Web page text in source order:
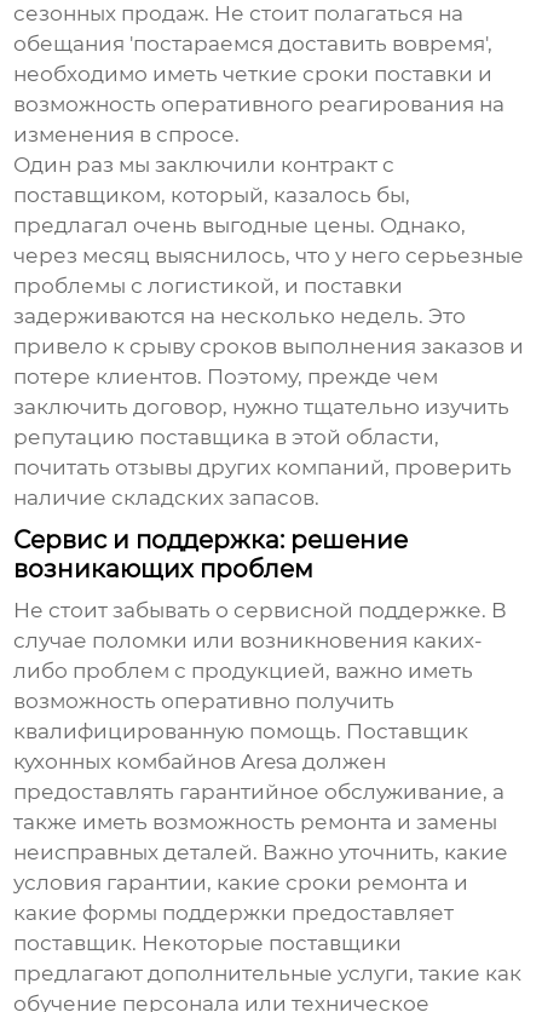
сезонных продаж. Не стоит полагаться на
обещания 'постараемся доставить вовремя',
необходимо иметь четкие сроки поставки и
возможность оперативного реагирования на
изменения в спросе.
Один раз мы заключили контракт с
поставщиком, который, казалось бы,
предлагал очень выгодные цены. Однако,
через месяц выяснилось, что у него серьезные
проблемы с логистикой, и поставки
задерживаются на несколько недель. Это
привело к срыву сроков выполнения заказов и
потере клиентов. Поэтому, прежде чем
заключить договор, нужно тщательно изучить
репутацию поставщика в этой области,
почитать отзывы других компаний, проверить
наличие складских запасов.
Сервис и поддержка: решение
возникающих проблем
Не стоит забывать о сервисной поддержке. В
случае поломки или возникновения каких-
либо проблем с продукцией, важно иметь
возможность оперативно получить
квалифицированную помощь. Поставщик
кухонных комбайнов Aresa должен
предоставлять гарантийное обслуживание, а
также иметь возможность ремонта и замены
неисправных деталей. Важно уточнить, какие
условия гарантии, какие сроки ремонта и
какие формы поддержки предоставляет
поставщик. Некоторые поставщики
предлагают дополнительные услуги, такие как
обучение персонала или техническое